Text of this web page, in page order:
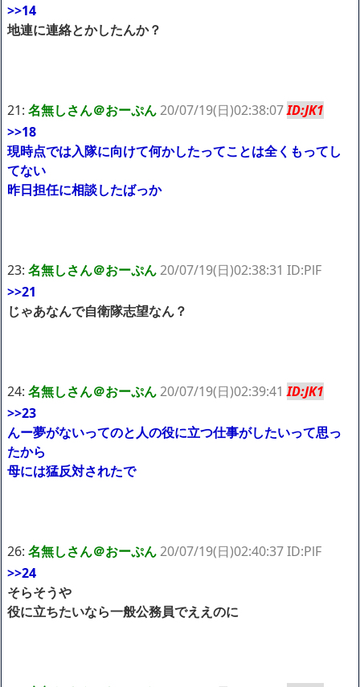
>>14
地連に連絡とかしたんか？
21: 名無しさん＠おーぷん20/07/19(日)02:38:07ID:JK1
>>18
現時点では入隊に向けて何かしたってことは全くもってし
てない
昨日担任に相談したばっか
23: 名無しさん＠おーぷん20/07/19(日)02:38:31 ID:PlF
>>21
じゃあなんで自衛隊志望なん？
24: 名無しさん＠おーぷん20/07/19(日)02:39:41ID:JK1
>>23
んー夢がないってのと人の役に立つ仕事がしたいって思っ
たから
母には猛反対されたで
26: 名無しさん＠おーぷん20/07/19(日)02:40:37 ID:PlF
>>24
そらそうや
役に立ちたいなら一般公務員でええのに